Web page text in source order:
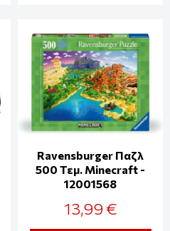
Ravensburger Παζλ
500 Τεμ. Minecraft -
12001568
13,99 €